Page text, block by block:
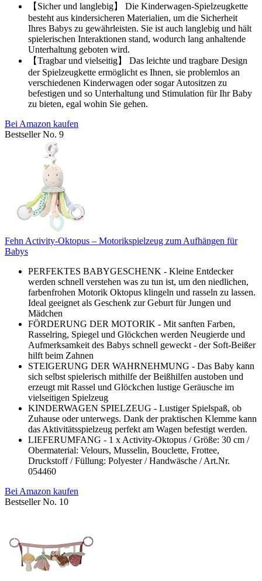
【Sicher und langlebig】 Die Kinderwagen-Spielzeugkette
besteht aus kindersicheren Materialien, um die Sicherheit
Ihres Babys zu gewährleisten. Sie ist auch langlebig und hält
spielerischen Interaktionen stand, wodurch lang anhaltende
Unterhaltung geboten wird.
【Tragbar und vielseitig】 Das leichte und tragbare Design
der Spielzeugkette ermöglicht es Ihnen, sie problemlos an
verschiedenen Kinderwagen oder sogar Autositzen zu
befestigen und so Unterhaltung und Stimulation für Ihr Baby
zu bieten, egal wohin Sie gehen.
Bei Amazon kaufen
Bestseller No. 9
Fehn Activity-Oktopus – Motorikspielzeug zum Aufhängen für
Babys
PERFEKTES BABYGESCHENK - Kleine Entdecker
werden schnell verstehen was zu tun ist, um den niedlichen,
farbenfrohen Motorik Oktopus klingeln und rasseln zu lassen.
Ideal geeignet als Geschenk zur Geburt für Jungen und
Mädchen
FÖRDERUNG DER MOTORIK - Mit sanften Farben,
Rasselring, Spiegel und Glöckchen werden Neugierde und
Aufmerksamkeit des Babys schnell geweckt - der Soft-Beißer
hilft beim Zahnen
STEIGERUNG DER WAHRNEHMUNG - Das Baby kann
sich selbst spielerisch mithilfe der Beißhilfen austoben und
erzeugt mit Rassel und Glöckchen lustige Geräusche im
vielseitigen Spielzeug
KINDERWAGEN SPIELZEUG - Lustiger Spielspaß, ob
Zuhause oder unterwegs. Dank der praktischen Klemme kann
das Aktivitätsspielzeug perfekt am Wagen befestigt werden.
LIEFERUMFANG - 1 x Activity-Oktopus / Größe: 30 cm /
Obermaterial: Velours, Musselin, Bouclette, Frottee,
Druckstoff / Füllung: Polyester / Handwäsche / Art.Nr.
054460
Bei Amazon kaufen
Bestseller No. 10